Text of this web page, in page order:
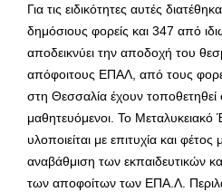
Για τις ειδικότητες αυτές
δημόσιους φορείς και 347 από
αποδεικνύει την αποδοχή του
απόφοιτους ΕΠΑΛ, από τους
στη Θεσσαλία έχουν τοποθετηθεί
μαθητευόμενοι. Το Μεταλυκειακό
υλοποιείται με επιτυχία και
αναβάθμιση των εκπαιδευτικών
των αποφοίτων των ΕΠΑ.Λ.